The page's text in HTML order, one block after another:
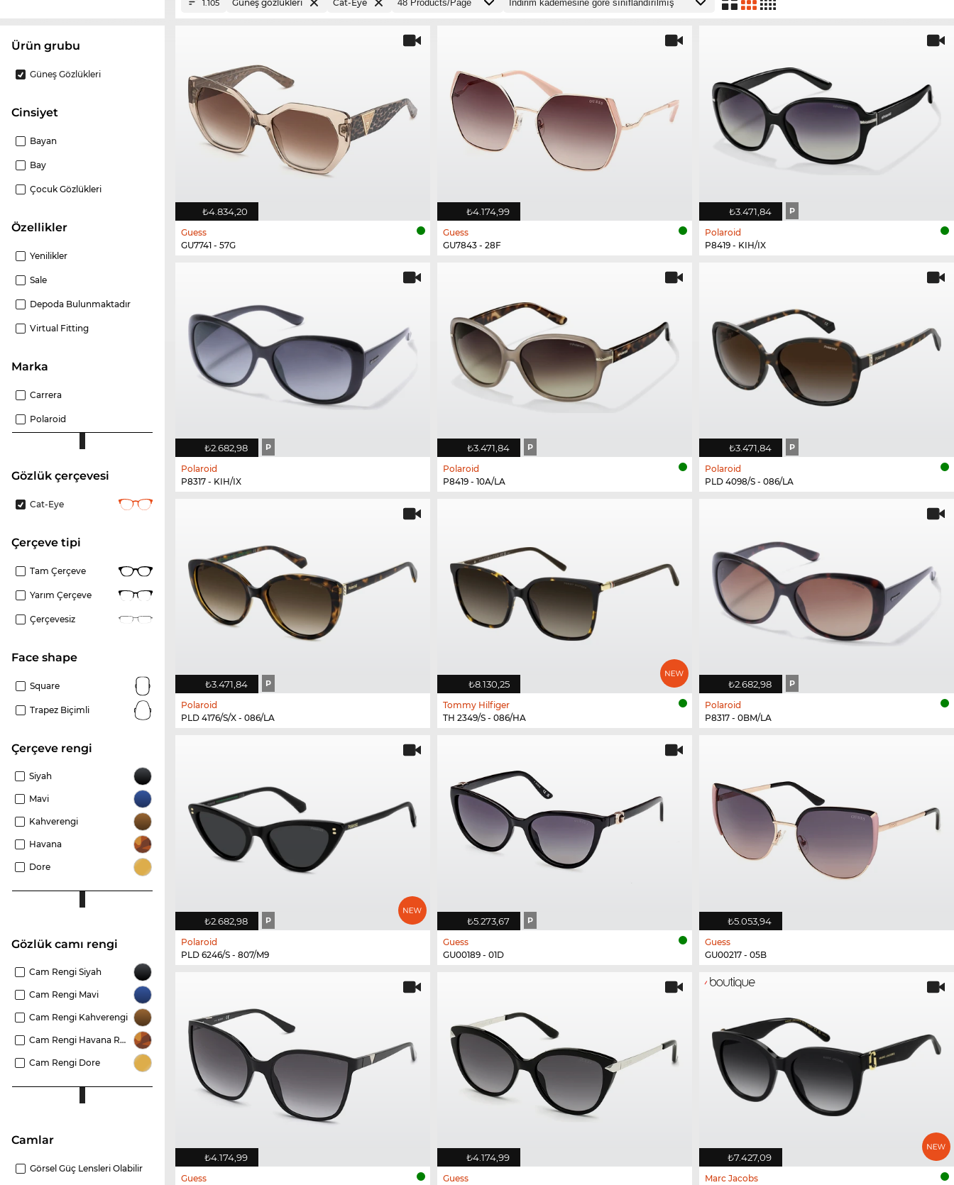
ürün grubu
Güneş Gözlükleri
Cinsiyet
Bayan
Bay
Çocuk Gözlükleri
Özellikler
Yenilikler
Sale
Depoda Bulunmaktadır
Virtual Fitting
Marka
Carrera
Polaroid
gözlük çerçevesi
Cat-Eye
çerçeve tipi
Tam Çerçeve
Yarım Çerçeve
Çerçevesiz
Face shape
Square
Trapez Biçimli
çerçeve rengi
Siyah
Mavi
Kahverengi
Havana
Dore
Gözlük camı rengi
Cam Rengi Siyah
Cam Rengi Mavi
Cam Rengi Kahverengi
Cam Rengi Havana Rengi
Cam Rengi Dore
camlar
Görsel Güç Lensleri Olabilir
1.105 Güneş gözlükleri Cat-Eye
₺4.834,20
Guess
GU7741 - 57G
₺4.174,99
Guess
GU7843 - 28F
₺3.471,84 P
Polaroid
P8419 - KIH/IX
₺2.682,98 P
Polaroid
P8317 - KIH/IX
₺3.471,84 P
Polaroid
P8419 - 10A/LA
₺3.471,84 P
Polaroid
PLD 4098/S - 086/LA
₺3.471,84 P
Polaroid
PLD 4176/S/X - 086/LA
₺8.130,25
Tommy Hilfiger
TH 2349/S - 086/HA
₺2.682,98 P
Polaroid
P8317 - 0BM/LA
₺2.682,98 P
Polaroid
PLD 6246/S - 807/M9
₺5.273,67 P
Guess
GU00189 - 01D
₺5.053,94
Guess
GU00217 - 05B
₺4.174,99
Guess
₺4.174,99
Guess
₺7.427,09
Marc Jacobs